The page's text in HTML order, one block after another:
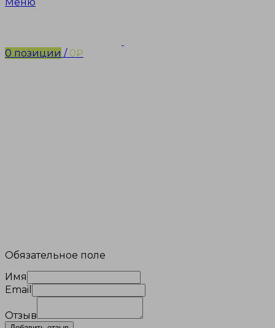
0 позиции / 0₽
Обязательное поле
Имя
Email
Отзыв